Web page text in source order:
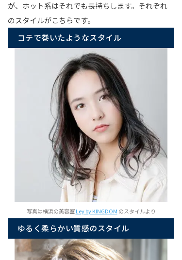
が、ホット系はそれでも長持ちします。それぞれ
のスタイルがこちらです。
コテで巻いたようなスタイル
写真は横浜の美容室Ley by KINGDOM のスタイルより
ゆるく柔らかい質感のスタイル